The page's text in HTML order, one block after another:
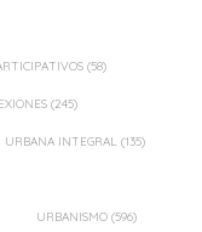
(58)
(245)
URBANA INTEGRAL (135)
URBANISMO (596)